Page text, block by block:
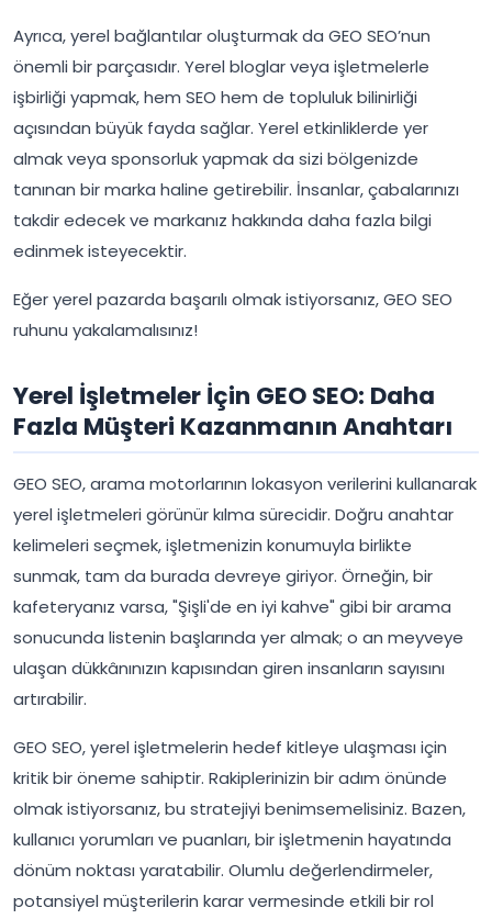
Ayrıca, yerel bağlantılar oluşturmak da GEO SEO’nun
önemli bir parçasıdır. Yerel bloglar veya işletmelerle
işbirliği yapmak, hem SEO hem de topluluk bilinirliği
açısından büyük fayda sağlar. Yerel etkinliklerde yer
almak veya sponsorluk yapmak da sizi bölgenizde
tanınan bir marka haline getirebilir. İnsanlar, çabalarınızı
takdir edecek ve markanız hakkında daha fazla bilgi
edinmek isteyecektir.
Eğer yerel pazarda başarılı olmak istiyorsanız, GEO SEO
ruhunu yakalamalısınız!
Yerel İşletmeler İçin GEO SEO: Daha
Fazla Müşteri Kazanmanın Anahtarı
GEO SEO, arama motorlarının lokasyon verilerini kullanarak
yerel işletmeleri görünür kılma sürecidir. Doğru anahtar
kelimeleri seçmek, işletmenizin konumuyla birlikte
sunmak, tam da burada devreye giriyor. Örneğin, bir
kafeteryanız varsa, "Şişli'de en iyi kahve" gibi bir arama
sonucunda listenin başlarında yer almak; o an meyveye
ulaşan dükkânınızın kapısından giren insanların sayısını
artırabilir.
GEO SEO, yerel işletmelerin hedef kitleye ulaşması için
kritik bir öneme sahiptir. Rakiplerinizin bir adım önünde
olmak istiyorsanız, bu stratejiyi benimsemelisiniz. Bazen,
kullanıcı yorumları ve puanları, bir işletmenin hayatında
dönüm noktası yaratabilir. Olumlu değerlendirmeler,
potansiyel müşterilerin karar vermesinde etkili bir rol